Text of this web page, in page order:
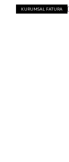
KURUMSAL FATURA